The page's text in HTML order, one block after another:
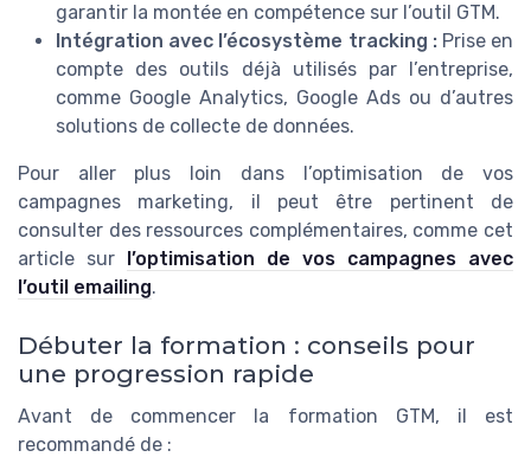
garantir la montée en compétence sur l’outil GTM.
Intégration avec l’écosystème tracking :Prise en
compte des outils déjà utilisés par l’entreprise,
comme Google Analytics, Google Ads ou d’autres
solutions de collecte de données.
Pour aller plus loin dans l’optimisation de vos
campagnes marketing, il peut être pertinent de
consulter des ressources complémentaires, comme cet
article sur
l’optimisation de vos campagnes avec
l’outil emailing.
Débuter la formation : conseils pour
une progression rapide
Avant de commencer la formation GTM, il est
recommandé de :